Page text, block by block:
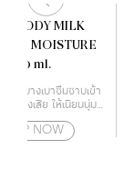
BODY MILK
MOISTURE
400 ml.
นม บางเบาซึมซาบเข้า
วแห้งเสีย ให้เนียนนุ่ม
EssenceNOW